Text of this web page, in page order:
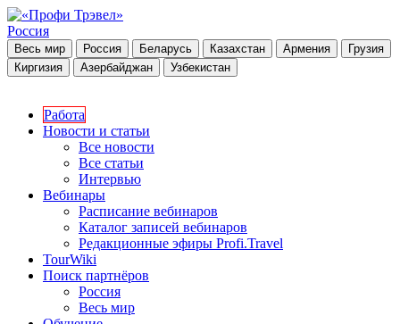
Россия
Весь мир Россия Беларусь Казахстан Армения
Грузия
Киргизия
Азербайджан Узбекистан
Работа
Новости и статьи
Все новости
Все статьи
Интервью
Вебинары
Расписание вебинаров
Каталог записей вебинаров
Редакционные эфиры Profi.Travel
TourWiki
Поиск партнёров
Россия
Весь мир